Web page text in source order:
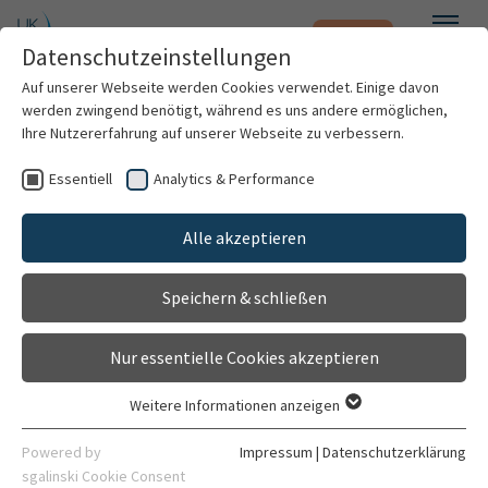
Zum Hauptinhalt springen Notfall
Patienten & Besucher
Kliniken & Institute
Forschung
Karriere
Sekretariat Prof. Dr. med. Dr. phil. T.
Klinik für Psychiatrie und Psychotherapie
Sektion Phänomenologische Psychopathologie und
Psychotherapie
Ute-Anna Wittenberg
Assistentin
Datenschutzeinstellungen
Auf unserer Webseite werden Cookies verwendet. Einige davon
werden zwingend benötigt, während es uns andere ermöglichen,
Ihre Nutzererfahrung auf unserer Webseite zu verbessern.
Essentiell Analytics & Performance
Alle akzeptieren
Speichern & schließen
Nur essentielle Cookies akzeptieren
Essentielle Cookies werden für grundlegende Funktionen der
Webseite benötigt. Dadurch ist gewährleistet, dass die
Weitere Informationen anzeigen
Powered by
sgalinski Cookie Consent
Impressum | Datenschutzerklärung